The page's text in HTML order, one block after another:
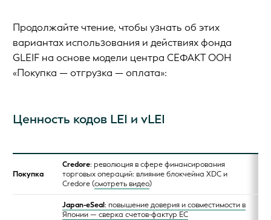
Продолжайте чтение, чтобы узнать об этих
вариантах использования и действиях фонда
GLEIF на основе модели центра СЕФАКТ ООН
«Покупка — отгрузка — оплата»:
Ценность кодов LEI и vLEI
Покупка
Credore: революция в сфере финансирования
торговых операций: влияние блокчейна XDC и
Credore (смотреть видео)
Japan-eSeal: повышение доверия и совместимости в
Японии — сверка счетов-фактур ЕС